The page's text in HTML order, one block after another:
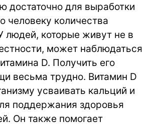
достаточно для выработки
человеку количества
людей, которые живут не в
может наблюдаться
D. Получить его
весьма трудно. Витамин D
усваивать кальций и
поддержания здоровья
Он также помогает